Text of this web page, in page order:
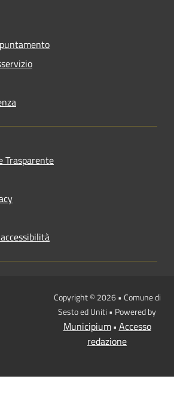
Trasparente
Copyright © 2026 • Comune di
Sesto ed Uniti • Powered by
Municipium• Accesso
redazione